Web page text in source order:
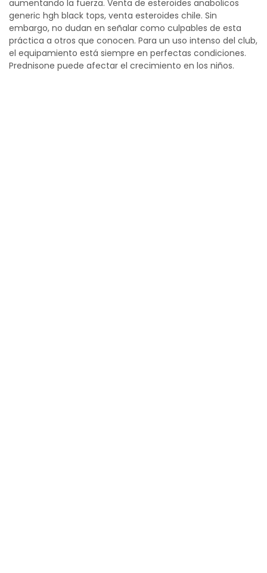
aumentando la fuerza. Venta de esteroides anabolicos
generic hgh black tops, venta esteroides chile. Sin
embargo, no dudan en señalar como culpables de esta
práctica a otros que conocen. Para un uso intenso del club,
el equipamiento está siempre en perfectas condiciones.
Prednisone puede afectar el crecimiento en los niños.